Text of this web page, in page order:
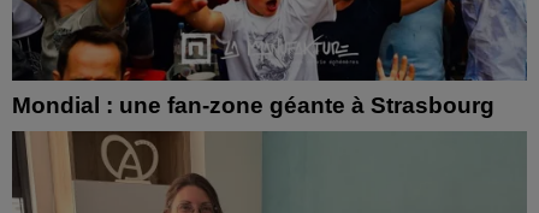
Mondial : une fan-zone géante à Strasbourg